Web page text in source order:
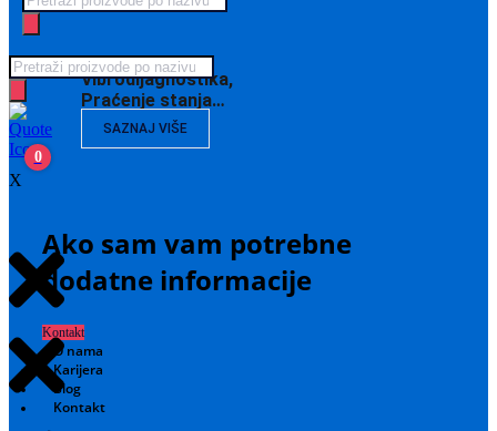
Vibrodijagnostika,
Praćenje stanja…
SAZNAJ VIŠE
Ako sam vam potrebne
dodatne informacije
Kontakt
O nama
Karijera
Blog
Kontakt
search
Products
search
0
X